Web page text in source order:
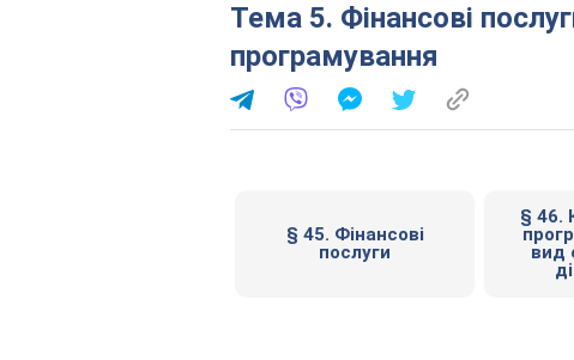
Тема 5. Фінансові
програмування
§ 45. Фінансові
послуги
§ 46.
вид